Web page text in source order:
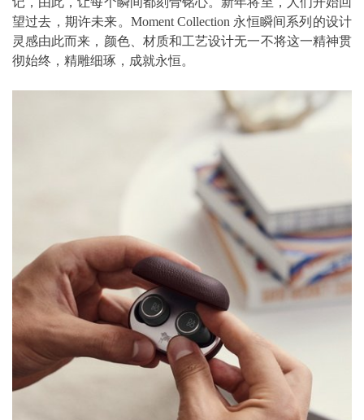
望过去，期许未来。Moment Collection 永恒瞬间系列的设计
灵感由此而来，颜色、材质和工艺设计无一不将这一精神贯
彻始终，精雕细琢，成就永恒。